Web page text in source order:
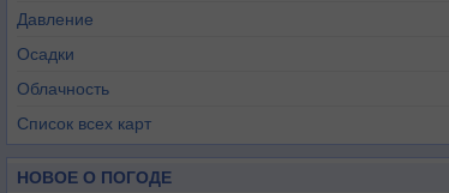
Давление
Осадки
Облачность
Список всех карт
НОВОЕ О ПОГОДЕ